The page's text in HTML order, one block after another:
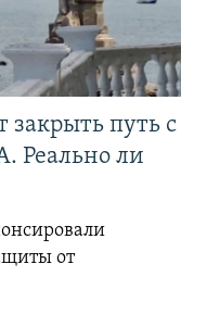
закрыть путь с
Реально ли
от